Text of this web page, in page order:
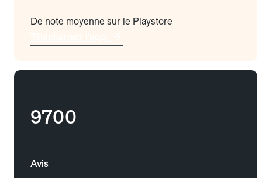
De note moyenne sur le Playstore
9700
Avis